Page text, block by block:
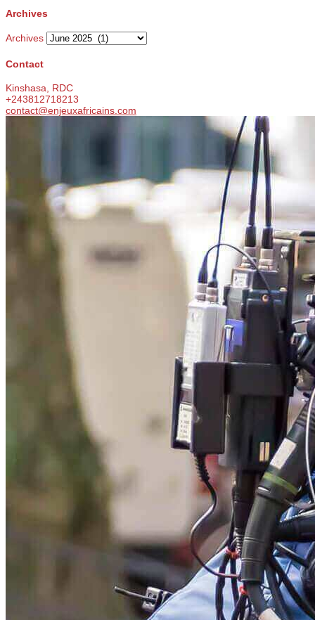
Archives
Archives
Contact
Kinshasa, RDC
+243812718213
contact@enjeuxafricains.com